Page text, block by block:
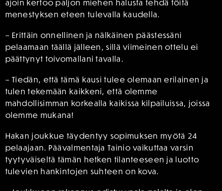
ajoin kertoo paljon miehen halusta tehdä töitä
menestyksen eteen tulevalla kaudella.
– Erittäin onnellinen ja nälkäinen päästessäni
pelaamaan täällä jälleen, sillä viimeinen ottelu ei
päättynyt toivomallani tavalla.
– Tiedän, että tämä kausi tulee olemaan erilainen ja
tulen tekemään kaikkeni, että olemme
mahdollisimman korkealla kaikissa kilpailuissa, joissa
olemme mukana!
Hakan joukkue täydentyy sopimuksen myötä 24
pelaajaan. Päävalmentaja Tainio vaikuttaa varsin
tyytyväiseltä tämän hetken tilanteeseen ja luotto
tulevien hankintojen suhteen on kova.